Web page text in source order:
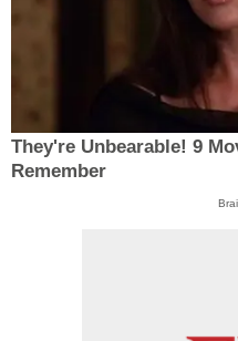
They're Unbearable! 9
Remember